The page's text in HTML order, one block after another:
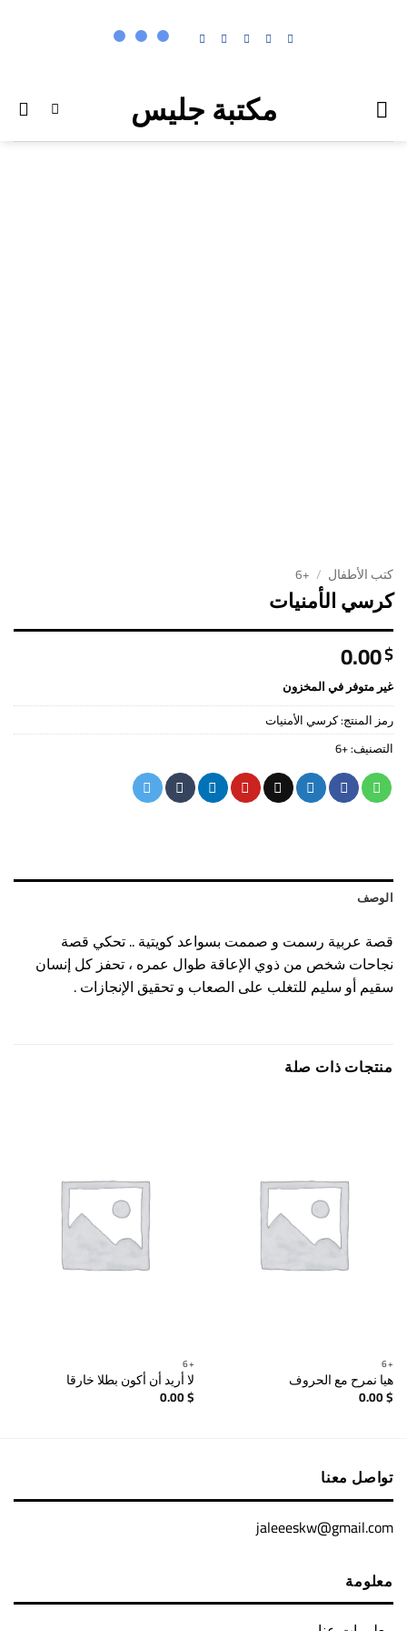
مكتبة جليس
كتب الأطفال /
+6
كرسي الأمنيات
0.00$
غير متوفر في المخزون
رمز المنتج:كرسي الأمنيات
التصنيف:+6
الوصف
قصة عربية رسمت و صممت بسواعد كويتية .. تحكي قصة
نجاحات شخص من ذوي الإعاقة طوال عمره ، تحفز كل إنسان
سقيم أو سليم للتغلب على الصعاب و تحقيق الإنجازات .
منتجات ذات صلة
+6
هيا نمرح مع الحروف
0.00$
+6
لا أريد أن أكون بطلا خارقا
0.00$
تواصل معنا
jaleeeskw@gmail.com
معلومة